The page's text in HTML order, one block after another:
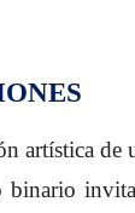
artística de